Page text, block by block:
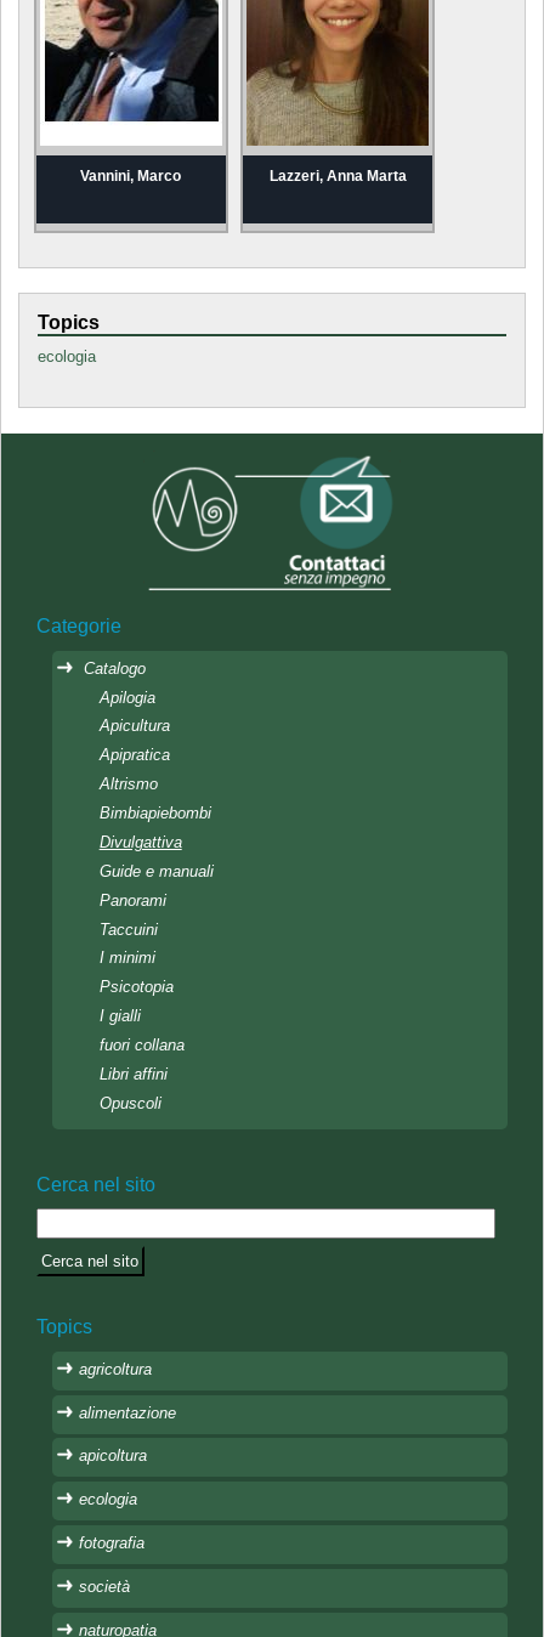
Vannini, Marco Lazzeri, Anna Marta
Topics
ecologia
Categorie
Catalogo
Apilogia
Apicultura
Apipratica
Altrismo
Bimbiapiebombi
Divulgattiva
Guide e manuali
Panorami
Taccuini
I minimi
Psicotopia
I gialli
fuori collana
Libri affini
Opuscoli
Cerca nel sito
Topics
agricoltura
alimentazione
apicoltura
ecologia
fotografia
società
naturopatia